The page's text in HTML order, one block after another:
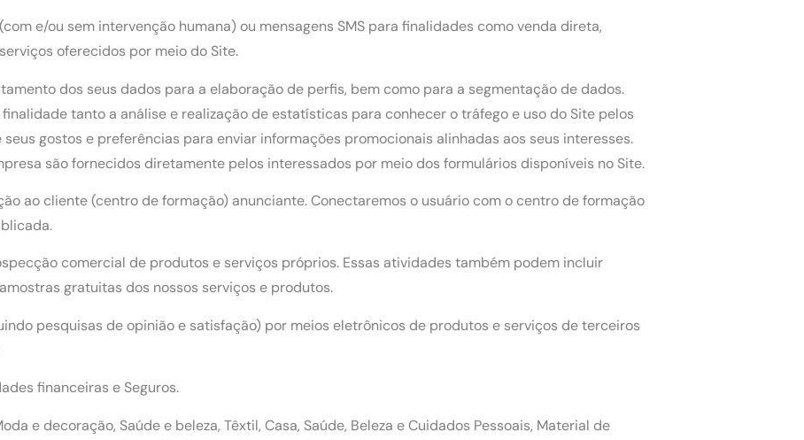
e/ou sem intervenção humana) ou mensagens SMS para finalidades como venda direta,
oferecidos por meio do Site.
dos seus dados para a elaboração de perfis, bem como para a segmentação de dados.
tanto a análise e realização de estatísticas para conhecer o tráfego e uso do Site pelos
gostos e preferências para enviar informações promocionais alinhadas aos seus interesses.
são fornecidos diretamente pelos interessados por meio dos formulários disponíveis no Site.
ao cliente (centro de formação) anunciante. Conectaremos o usuário com o centro de formação
comercial de produtos e serviços próprios. Essas atividades também podem incluir
gratuitas dos nossos serviços e produtos.
pesquisas de opinião e satisfação) por meios eletrônicos de produtos e serviços de terceiros
financeiras e Seguros.
e decoração, Saúde e beleza, Têxtil, Casa, Saúde, Beleza e Cuidados Pessoais, Material de